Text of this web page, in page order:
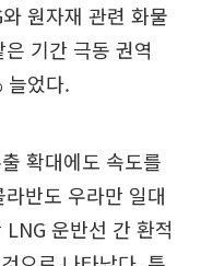
원자재 관련 화물
기간 극동 권역
늘었다.
확대에도 속도를
반도 우라만 일대
운반선 간 환적